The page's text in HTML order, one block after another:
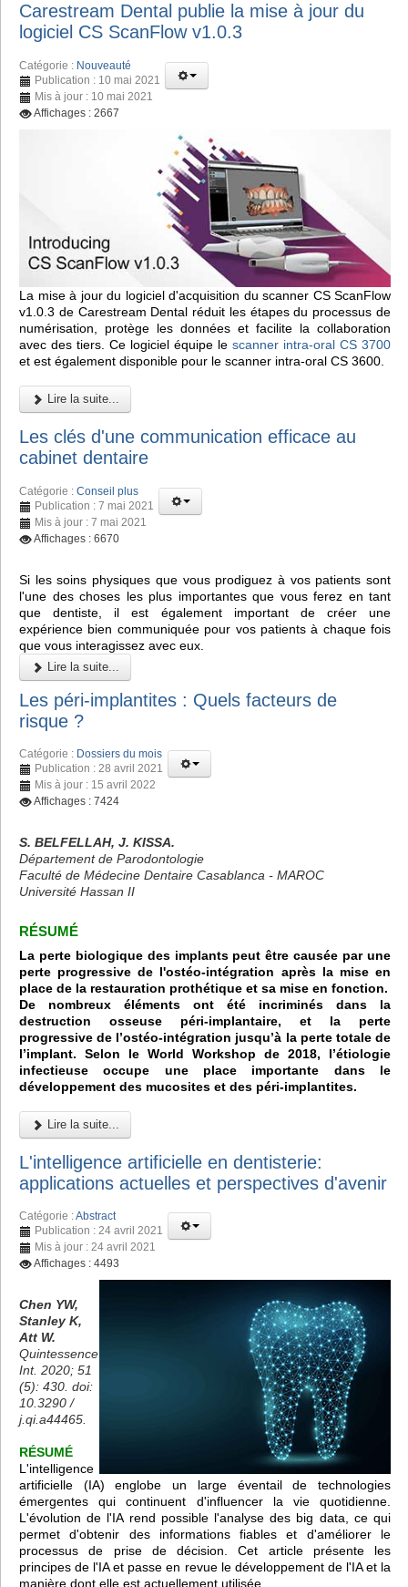
Carestream Dental publie la mise à jour du
logiciel CS ScanFlow v1.0.3
Catégorie : Nouveauté
Publication : 10 mai 2021
Mis à jour : 10 mai 2021
Affichages : 2667
La mise à jour du logiciel d'acquisition du scanner CS ScanFlow
v1.0.3 de Carestream Dental réduit les étapes du processus de
numérisation, protège les données et facilite la collaboration
avec des tiers. Ce logiciel équipe le scanner intra-oral CS 3700
et est également disponible pour le scanner intra-oral CS 3600.
Lire la suite...
Les clés d'une communication efficace au
cabinet dentaire
Catégorie : Conseil plus
Publication : 7 mai 2021
Mis à jour : 7 mai 2021
Affichages : 6670
Si les soins physiques que vous prodiguez à vos patients sont
l'une des choses les plus importantes que vous ferez en tant
que dentiste, il est également important de créer une
expérience bien communiquée pour vos patients à chaque fois
que vous interagissez avec eux.
Lire la suite...
Les péri-implantites : Quels facteurs de
risque ?
Catégorie : Dossiers du mois
Publication : 28 avril 2021
Mis à jour : 15 avril 2022
Affichages : 7424
S. BELFELLAH, J. KISSA.
Département de Parodontologie
Faculté de Médecine Dentaire Casablanca - MAROC
Université Hassan II
RÉSUMÉ
La perte biologique des implants peut être causée par une
perte progressive de l'ostéo-intégration après la mise en
place de la restauration prothétique et sa mise en fonction.
De nombreux éléments ont été incriminés dans la
destruction osseuse péri-implantaire, et la perte
progressive de l’ostéo-intégration jusqu’à la perte totale de
l’implant. Selon le World Workshop de 2018, l’étiologie
infectieuse occupe une place importante dans le
développement des mucosites et des péri-implantites.
Lire la suite...
L'intelligence artificielle en dentisterie:
applications actuelles et perspectives d'avenir
Catégorie :Abstract
Publication : 24 avril 2021
Mis à jour : 24 avril 2021
Affichages : 4493
Chen YW,
Stanley K,
Att W.
Quintessence
Int. 2020; 51
(5): 430. doi:
10.3290 /
j.qi.a44465.
RÉSUMÉ
L'intelligence
artificielle (IA) englobe un large éventail de technologies
émergentes qui continuent d'influencer la vie quotidienne.
L'évolution de l'IA rend possible l'analyse des big data, ce qui
permet d'obtenir des informations fiables et d'améliorer le
processus de prise de décision. Cet article présente les
principes de l'IA et passe en revue le développement de l'IA et la
manière dont elle est actuellement utilisée.